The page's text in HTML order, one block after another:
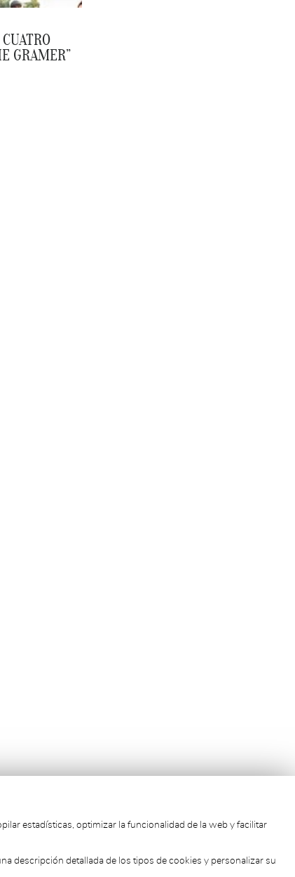
GRAMER”
estadísticas, optimizar la funcionalidad de la web y facilitar
descripción detallada de los tipos de cookies y personalizar su